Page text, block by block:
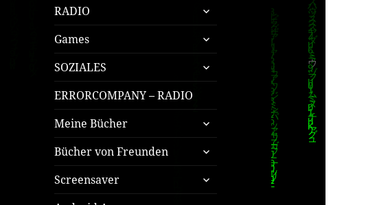
RADIO
untermenü
öffnen
Games
untermenü
öffnen
SOZIALES
untermenü
öffnen
ERRORCOMPANY – RADIO
Meine Bücher
untermenü
öffnen
Bücher von Freunden
untermenü
öffnen
Screensaver
untermenü
öffnen